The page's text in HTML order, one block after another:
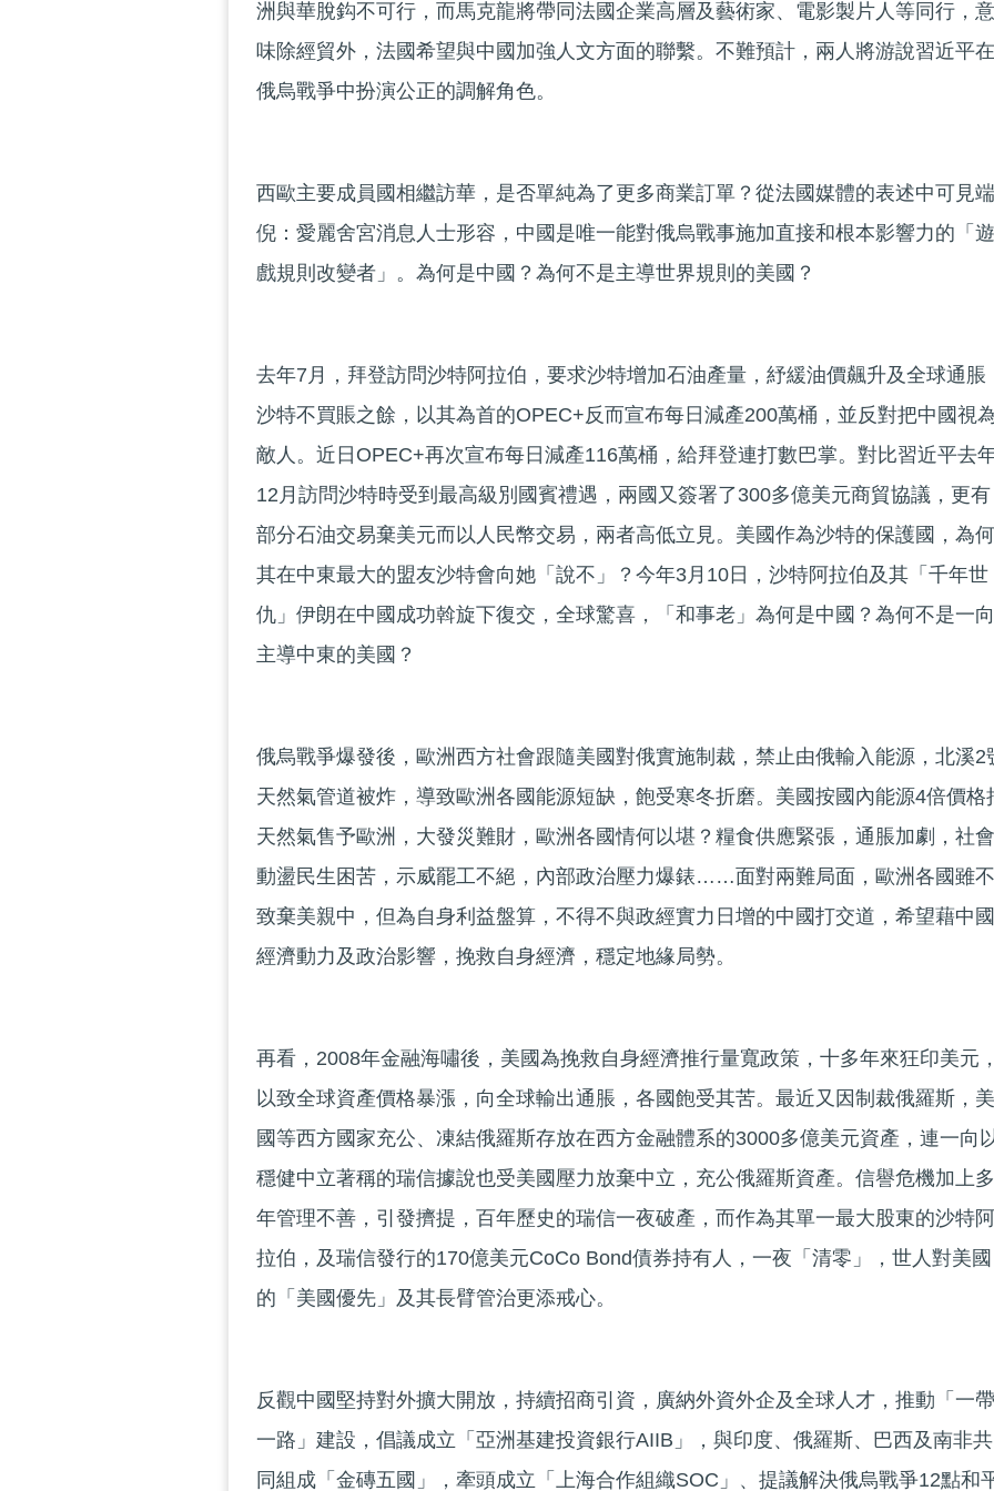
洲與華脫鈎不可行，而馬克龍將帶同法國企業高層及藝術家、電影製片人等同行，意
味除經貿外，法國希望與中國加強人文方面的聯繫。不難預計，兩人將游說習近平在
俄烏戰爭中扮演公正的調解角色。
西歐主要成員國相繼訪華，是否單純為了更多商業訂單？從法國媒體的表述中可見端
倪：愛麗舍宮消息人士形容，中國是唯一能對俄烏戰事施加直接和根本影響力的「遊
戲規則改變者」。為何是中國？為何不是主導世界規則的美國？
去年7月，拜登訪問沙特阿拉伯，要求沙特增加石油產量，紓緩油價飆升及全球通脹
沙特不買賬之餘，以其為首的OPEC+反而宣布每日減產200萬桶，並反對把中國視
敵人。近日OPEC+再次宣布每日減產116萬桶，給拜登連打數巴掌。對比習近平去
12月訪問沙特時受到最高級別國賓禮遇，兩國又簽署了300多億美元商貿協議，更有
部分石油交易棄美元而以人民幣交易，兩者高低立見。美國作為沙特的保護國，為何
其在中東最大的盟友沙特會向她「說不」？今年3月10日，沙特阿拉伯及其「千年世
仇」伊朗在中國成功斡旋下復交，全球驚喜，「和事老」為何是中國？為何不是一向
主導中東的美國？
俄烏戰爭爆發後，歐洲西方社會跟隨美國對俄實施制裁，禁止由俄輸入能源，北溪2
天然氣管道被炸，導致歐洲各國能源短缺，飽受寒冬折磨。美國按國內能源4倍價格
天然氣售予歐洲，大發災難財，歐洲各國情何以堪？糧食供應緊張，通脹加劇，社會
動盪民生困苦，示威罷工不絕，內部政治壓力爆錶……面對兩難局面，歐洲各國雖不
致棄美親中，但為自身利益盤算，不得不與政經實力日增的中國打交道，希望藉中國
經濟動力及政治影響，挽救自身經濟，穩定地緣局勢。
再看，2008年金融海嘯後，美國為挽救自身經濟推行量寬政策，十多年來狂印美元，
以致全球資產價格暴漲，向全球輸出通脹，各國飽受其苦。最近又因制裁俄羅斯，美
國等西方國家充公、凍結俄羅斯存放在西方金融體系的3000多億美元資產，連一向
穩健中立著稱的瑞信據說也受美國壓力放棄中立，充公俄羅斯資產。信譽危機加上多
年管理不善，引發擠提，百年歷史的瑞信一夜破產，而作為其單一最大股東的沙特阿
拉伯，及瑞信發行的170億美元CoCo Bond債券持有人，一夜「清零」，世人對美國
的「美國優先」及其長臂管治更添戒心。
反觀中國堅持對外擴大開放，持續招商引資，廣納外資外企及全球人才，推動「一帶
一路」建設，倡議成立「亞洲基建投資銀行AIIB」，與印度、俄羅斯、巴西及南非共
同組成「金磚五國」，牽頭成立「上海合作組織SOC」、提議解決俄烏戰爭12點和